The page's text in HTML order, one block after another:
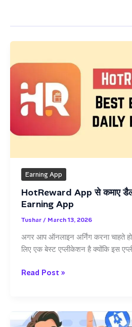
Earning App
HotReward App से कमाए
Earning App
Tushar / March 13, 2026
अगर आप ऑनलाइन अर्निंग करना चाहते
लिए एक बेस्ट एप्लीकेशन है क्योंकि इस
HotReward
कमाए
डैली
Read Post »